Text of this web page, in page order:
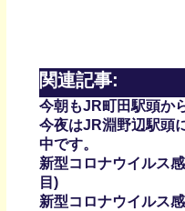
関連記事:
今朝もJR町田駅頭か
今夜はJR淵野辺駅頭
中です。
新型コロナウイルス
目)
新型コロナウイルス